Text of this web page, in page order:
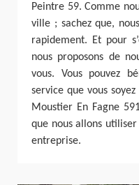
Peintre 59. Comme
ville ; sachez que,
rapidement. Et pour
nous proposons de
vous. Vous pouvez
service que vous
Moustier En Fagne
que nous allons
entreprise.